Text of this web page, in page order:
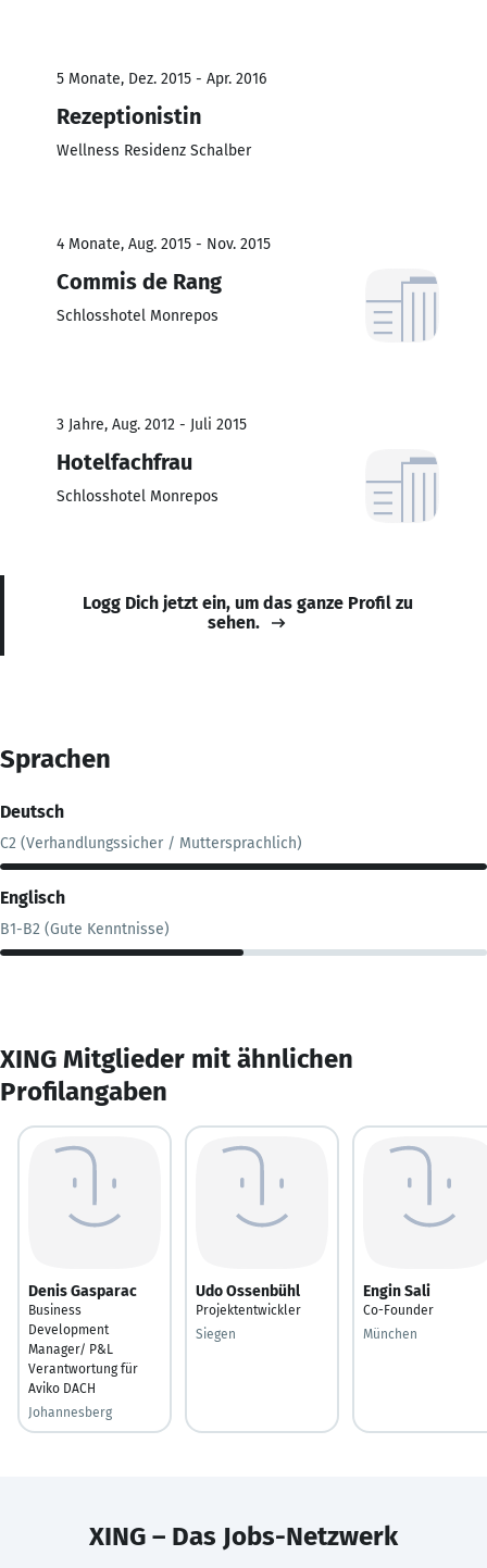
5 Monate, Dez. 2015 - Apr. 2016
Rezeptionistin
Wellness Residenz Schalber
4 Monate, Aug. 2015 - Nov. 2015
Commis de Rang
Schlosshotel Monrepos
3 Jahre, Aug. 2012 - Juli 2015
Hotelfachfrau
Schlosshotel Monrepos
Logg Dich jetzt ein, um das ganze Profil zu
sehen.
Sprachen
Deutsch
C2 (Verhandlungssicher / Muttersprachlich)
Englisch
B1-B2 (Gute Kenntnisse)
XING Mitglieder mit ähnlichen
Profilangaben
Denis Gasparac
Business
Development
Manager/ P&L
Verantwortung für
Aviko DACH
Johannesberg
Udo Ossenbühl
Projektentwickler
Siegen
Engin Sali
Co-Founder
München
XING – Das Jobs-Netzwerk